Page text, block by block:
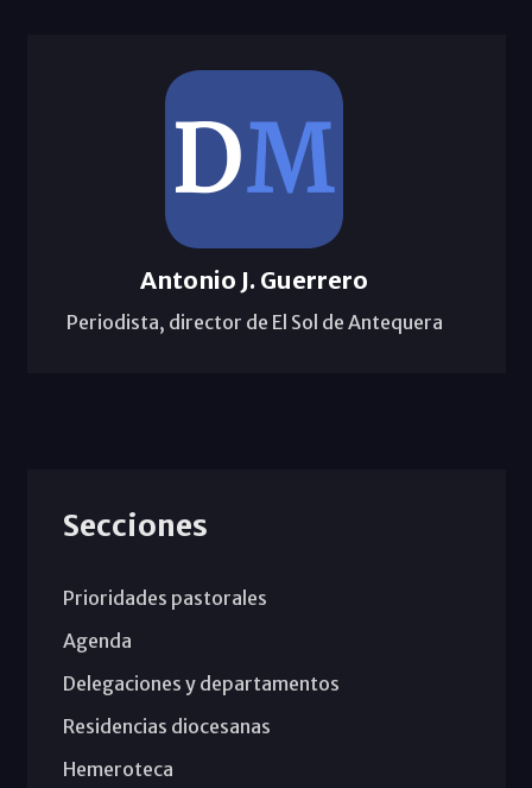
Antonio J. Guerrero
Periodista, director de El Sol de Antequera
Secciones
Prioridades pastorales
Agenda
Delegaciones y departamentos
Residencias diocesanas
Hemeroteca